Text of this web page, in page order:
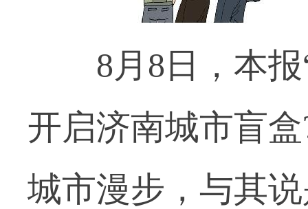
8月8日，本报“
开启济南城市盲
城市漫步，与其